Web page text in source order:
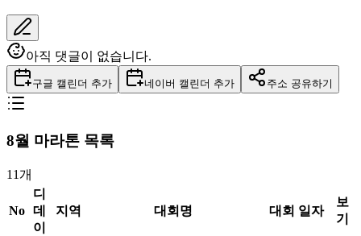
아직 댓글이 없습니다.
구글 캘린더 추가 네이버 캘린더 추가 주소 공유하기
8월 마라톤 목록
11개
No
디
데
이
지역 대회명 대회 일자
보
기